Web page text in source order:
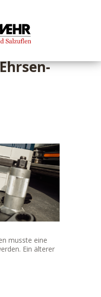
Tür
musste eine
Ein älterer